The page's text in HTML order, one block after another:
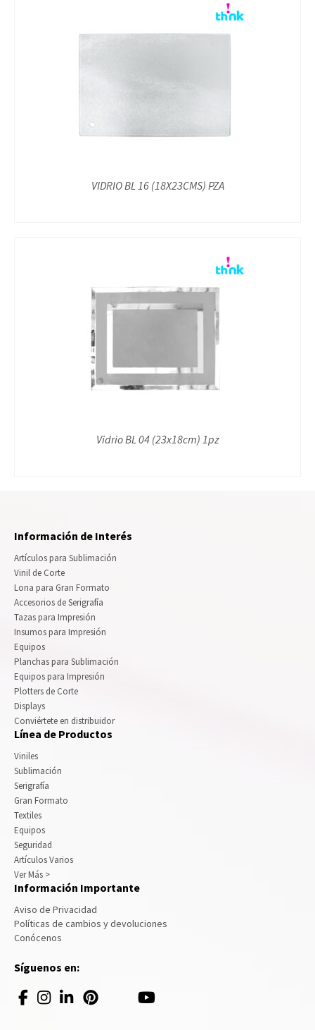
VIDRIO BL 16 (18X23CMS) PZA
Vidrio BL 04 (23x18cm) 1pz
Información de Interés
Artículos para Sublimación
Vinil de Corte
Lona para Gran Formato
Accesorios de Serigrafía
Tazas para Impresión
Insumos para Impresión
Equipos
Planchas para Sublimación
Equipos para Impresión
Plotters de Corte
Displays
Conviértete en distribuidor
Línea de Productos
Viniles
Sublimación
Serigrafía
Gran Formato
Textiles
Equipos
Seguridad
Artículos Varios
Ver Más >
Información Importante
Aviso de Privacidad
Políticas de cambios y devoluciones
Conócenos
Síguenos en: